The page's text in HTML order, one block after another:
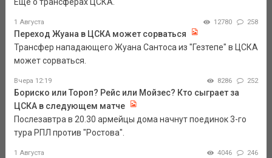
Еще о трансферах ЦСКА.
1 Августа 12780 258
Переход Жуана в ЦСКА может сорваться
Трансфер нападающего Жуана Сантоса из "Гезтепе" в ЦСКА
может сорваться.
Вчера 12:19 8286 252
Бориско или Тороп? Рейс или Мойзес? Кто сыграет за
ЦСКА в следующем матче
Послезавтра в 20.30 армейцы дома начнут поединок 3-го
тура РПЛ против "Ростова".
1 Августа 4046 246